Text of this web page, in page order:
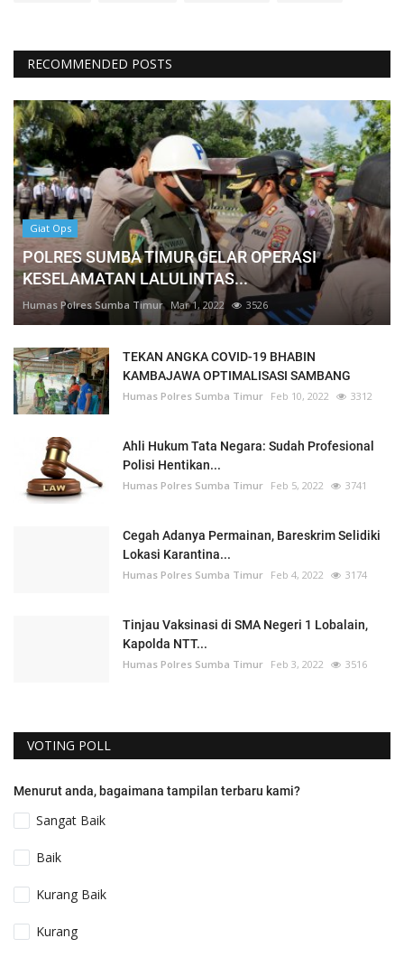
RECOMMENDED POSTS
Giat Ops
POLRES SUMBA TIMUR GELAR OPERASI
KESELAMATAN LALULINTAS...
Humas Polres Sumba Timur Mar 1, 2022 3526
TEKAN ANGKA COVID-19 BHABIN
KAMBAJAWA OPTIMALISASI SAMBANG
Humas Polres Sumba Timur Feb 10, 2022 3312
Ahli Hukum Tata Negara: Sudah Profesional
Polisi Hentikan...
Humas Polres Sumba Timur Feb 5, 2022 3741
Cegah Adanya Permainan, Bareskrim Selidiki
Lokasi Karantina...
Humas Polres Sumba Timur Feb 4, 2022 3174
Tinjau Vaksinasi di SMA Negeri 1 Lobalain,
Kapolda NTT...
Humas Polres Sumba Timur Feb 3, 2022 3516
VOTING POLL
Menurut anda, bagaimana tampilan terbaru kami?
Sangat Baik
Baik
Kurang Baik
Kurang